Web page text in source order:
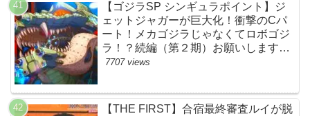
【ゴジラSP シンギュラポイント】ジ
ェットジャガーが巨大化！衝撃のCパ
ート！メカゴジラじゃなくてロボゴジ
ラ！？続編（第２期）お願いします！
【ネットの考察ネタバレ感想まとめ・
7707 views
【THE FIRST】合宿最終審査ルイが脱